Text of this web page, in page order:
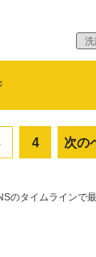
4 次の
のタイムラインで